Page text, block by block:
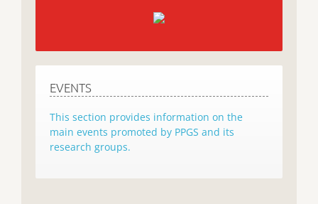
EVENTS
This section provides information on the
main events promoted by PPGS and its
research groups.